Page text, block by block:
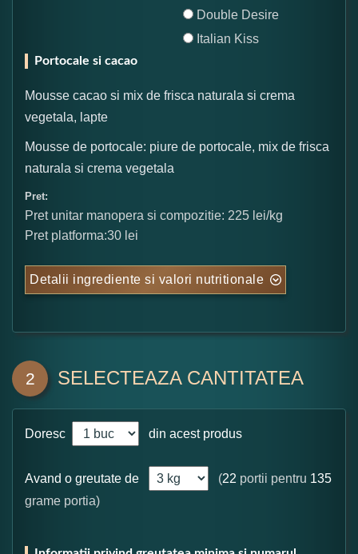
Double Desire
Italian Kiss
Portocale si cacao
Mousse cacao si mix de frisca naturala si crema
vegetala, lapte
Mousse de portocale: piure de portocale, mix de frisca
naturala si crema vegetala
Pret:
Pret unitar manopera si compozitie: 225 lei/kg
Pret platforma:30 lei
Detalii ingrediente si valori nutritionale
2 SELECTEAZA CANTITATEA
Doresc din acest produs
Avand o greutate de (22 portii pentru 135
grame portia)